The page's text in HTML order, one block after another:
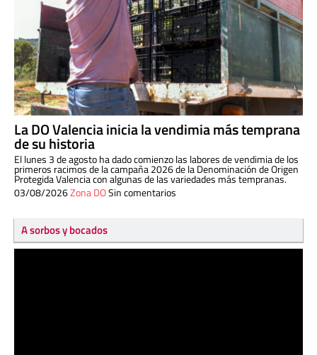
La DO Valencia inicia la vendimia más temprana
de su historia
El lunes 3 de agosto ha dado comienzo las labores de vendimia de los
primeros racimos de la campaña 2026 de la Denominación de Origen
Protegida Valencia con algunas de las variedades más tempranas.
03/08/2026Zona DOSin comentarios
A sorbos y bocados